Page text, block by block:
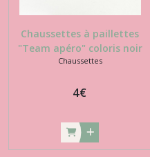
Chaussettes à paillettes
"Team apéro" coloris noir
Chaussettes
4€